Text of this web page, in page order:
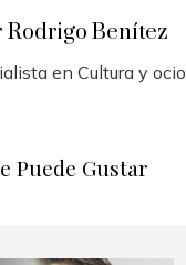
Rodrigo Benítez
en Cultura y ocio
Puede Gustar